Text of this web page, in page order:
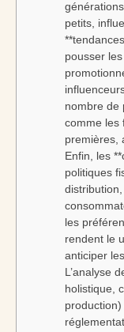
petits,
pousser
nombre de
comme les
premières,
Enfin, les
politiques
les
rendent le
anticiper
L’analyse
holistique,